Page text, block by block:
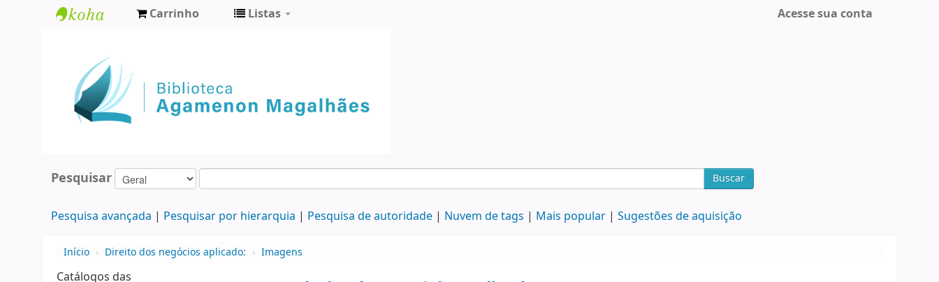
Agamenon
Magalhães
Carrinho Listas Acesse sua conta
Pesquisar Buscar
Pesquisa avançada Pesquisar por hierarquia Pesquisa de autoridade Nuvem de tags Mais popular Sugestões de aquisição
Início › Direito dos negócios aplicado: › Imagens
Catálogos das